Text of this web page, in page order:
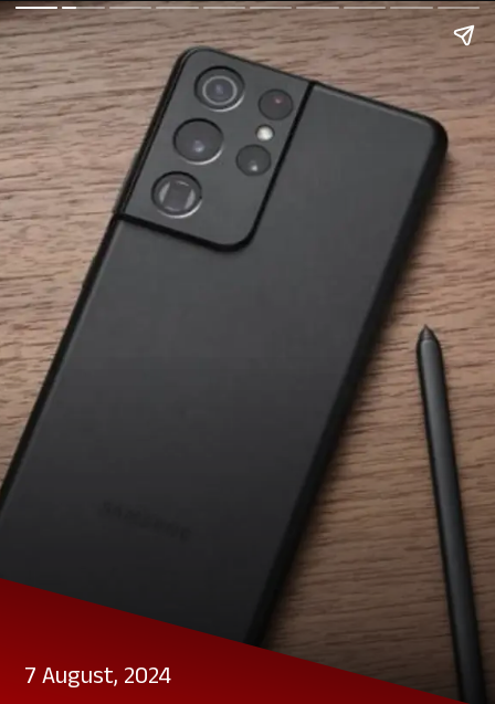
7 August, 2024